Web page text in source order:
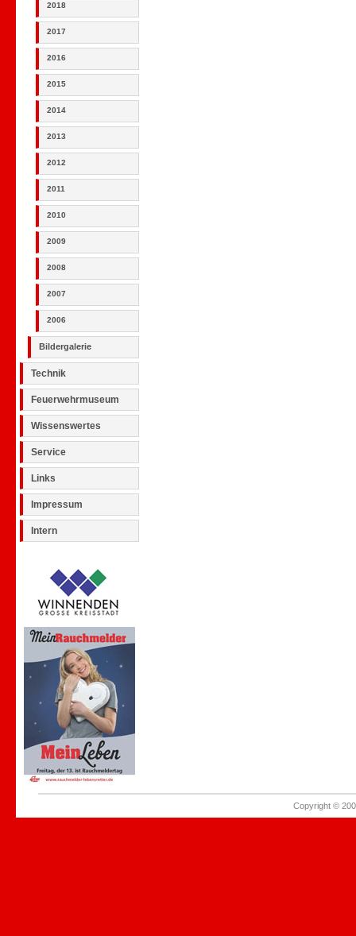
2018
2017
2016
2015
2014
2013
2012
2011
2010
2009
2008
2007
2006
Bildergalerie
Technik
Feuerwehrmuseum
Wissenswertes
Service
Links
Impressum
Intern
Copyright ©